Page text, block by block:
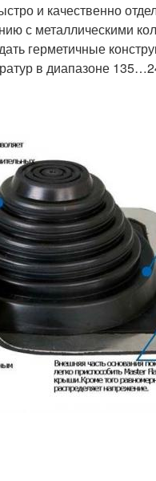
и качественно
с металлическими
герметичные
в диапазоне